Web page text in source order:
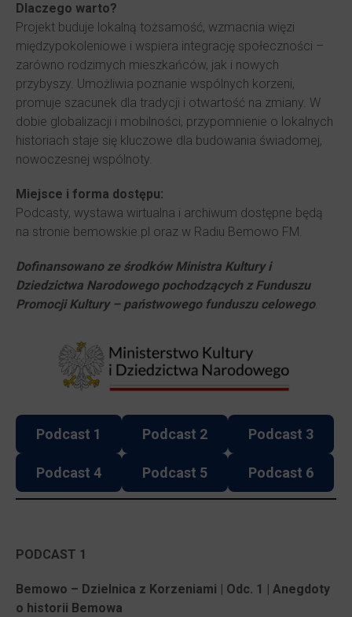
Dlaczego warto?
Projekt buduje lokalną tożsamość, wzmacnia więzi
międzypokoleniowe i wspiera integrację społeczności –
zarówno rodzimych mieszkańców, jak i nowych
przybyszy. Umożliwia poznanie wspólnych korzeni,
promuje szacunek dla tradycji i otwartość na zmiany. W
dobie globalizacji i mobilności, przypomnienie o lokalnych
historiach staje się kluczowe dla budowania świadomej,
nowoczesnej wspólnoty.
Miejsce i forma dostępu:
Podcasty, wystawa wirtualna i archiwum dostępne będą
na stronie bemowskie.pl oraz w Radiu Bemowo FM.
Dofinansowano ze środków Ministra Kultury i
Dziedzictwa Narodowego pochodzących z Funduszu
Promocji Kultury – państwowego funduszu celowego.
Podcast 1 Podcast 2 Podcast 3
Podcast 4 Podcast 5 Podcast 6
PODCAST 1
Bemowo – Dzielnica z Korzeniami | Odc. 1 | Anegdoty
o historii Bemowa